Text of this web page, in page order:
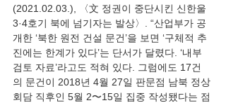
(2021.02.03.), 〈文 정권이 중단시킨 신한울
3·4호기 북에 넘기자는 발상〉. “산업부가 공
개한 ‘북한 원전 건설 문건’을 보면 ‘구체적 추
진에는 한계가 있다’는 단서가 달렸다. ‘내부
검토 자료’라고도 적혀 있다. 그럼에도 17건
의 문건이 2018년 4월 27일 판문점 남북 정상
회담 직후인 5월 2〜15일 집중 작성됐다는 점